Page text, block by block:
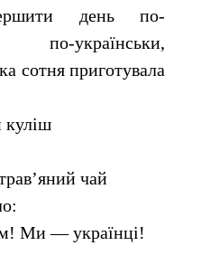
день по-
українськи,
сотня приготувала
куліш
чай
Ми — українці!